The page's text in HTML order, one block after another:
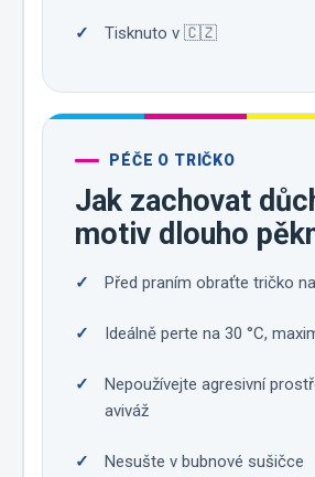
Tisknuto v 🇨🇿
PÉČE O TRIČKO
Jak zachovat
motiv dlouho
Před praním obraťte tričko
Ideálně perte na 30 °C,
Nepoužívejte agresivní
aviváž
Nesušte v bubnové sušičce